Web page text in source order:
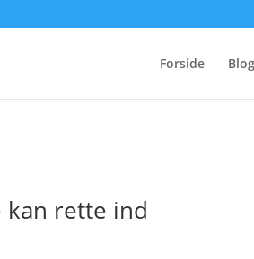
Forside Blog
kan rette ind